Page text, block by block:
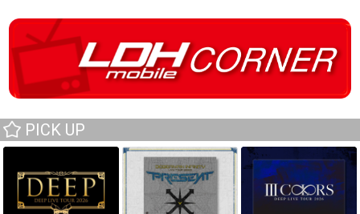
PICK UP